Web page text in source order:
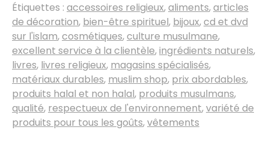
Étiquettes : accessoires religieux,aliments,articles
de décoration, bien-être spirituel, bijoux,cd et dvd
sur l'islam,cosmétiques,culture musulmane,
excellent service à la clientèle,ingrédients naturels,
livres, livres religieux, magasins spécialisés,
matériaux durables, muslim shop, prix abordables,
produits halal et non halal, produits musulmans,
qualité, respectueux de l'environnement,variété de
produits pour tous les goûts,vêtements